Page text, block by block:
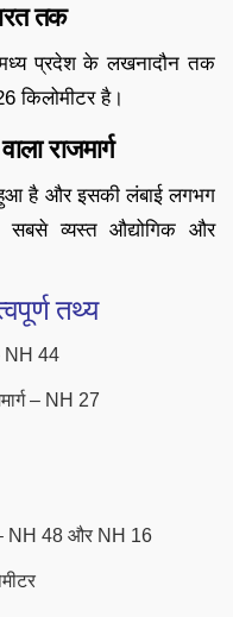
तक
प्रदेश के लखनादौन तक
किलोमीटर है।
राजमार्ग
है और इसकी लंबाई लगभग
सबसे व्यस्त औद्योगिक और
तथ्य
NH 44
– NH 27
NH 48 और NH 16